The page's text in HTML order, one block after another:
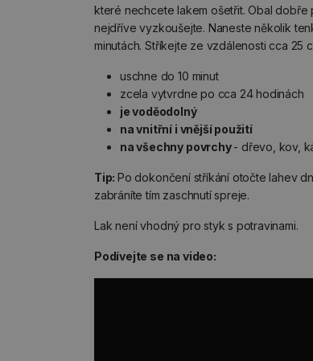
které nechcete lakem ošetřit. Obal
nejdříve vyzkoušejte. Naneste několik
minutách. Stříkejte ze vzdálenosti cca 25
uschne do 10 minut
zcela vytvrdne po cca 24 hodinách
je voděodolný
na vnitřní i vnější použití
na všechny povrchy- dřevo, kov,
Tip:Po dokončení stříkání otočte lahev
zabráníte tím zaschnutí spreje.
Lak není vhodný pro styk s potravinami.
Podívejte se na video: